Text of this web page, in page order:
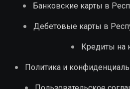
Банковские карты в
Дебетовые карты в
Кредиты на
Политика и